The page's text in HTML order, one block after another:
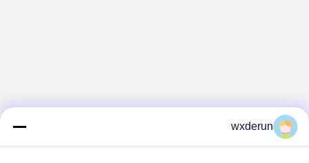
wxderun